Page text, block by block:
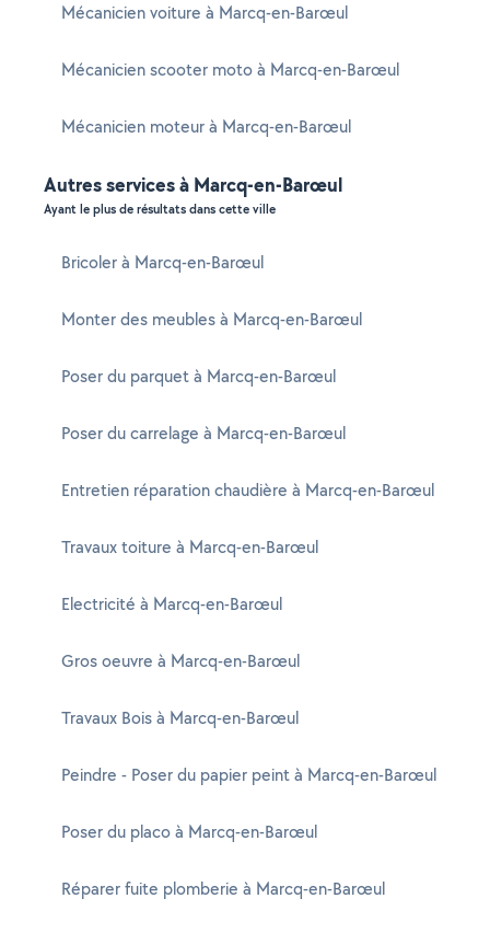
Mécanicien voiture à Marcq-en-Barœul
Mécanicien scooter moto à Marcq-en-Barœul
Mécanicien moteur à Marcq-en-Barœul
Autres services à Marcq-en-Barœul
Ayant le plus de résultats dans cette ville
Bricoler à Marcq-en-Barœul
Monter des meubles à Marcq-en-Barœul
Poser du parquet à Marcq-en-Barœul
Poser du carrelage à Marcq-en-Barœul
Entretien réparation chaudière à Marcq-en-Barœul
Travaux toiture à Marcq-en-Barœul
Electricité à Marcq-en-Barœul
Gros oeuvre à Marcq-en-Barœul
Travaux Bois à Marcq-en-Barœul
Peindre - Poser du papier peint à Marcq-en-Barœul
Poser du placo à Marcq-en-Barœul
Réparer fuite plomberie à Marcq-en-Barœul